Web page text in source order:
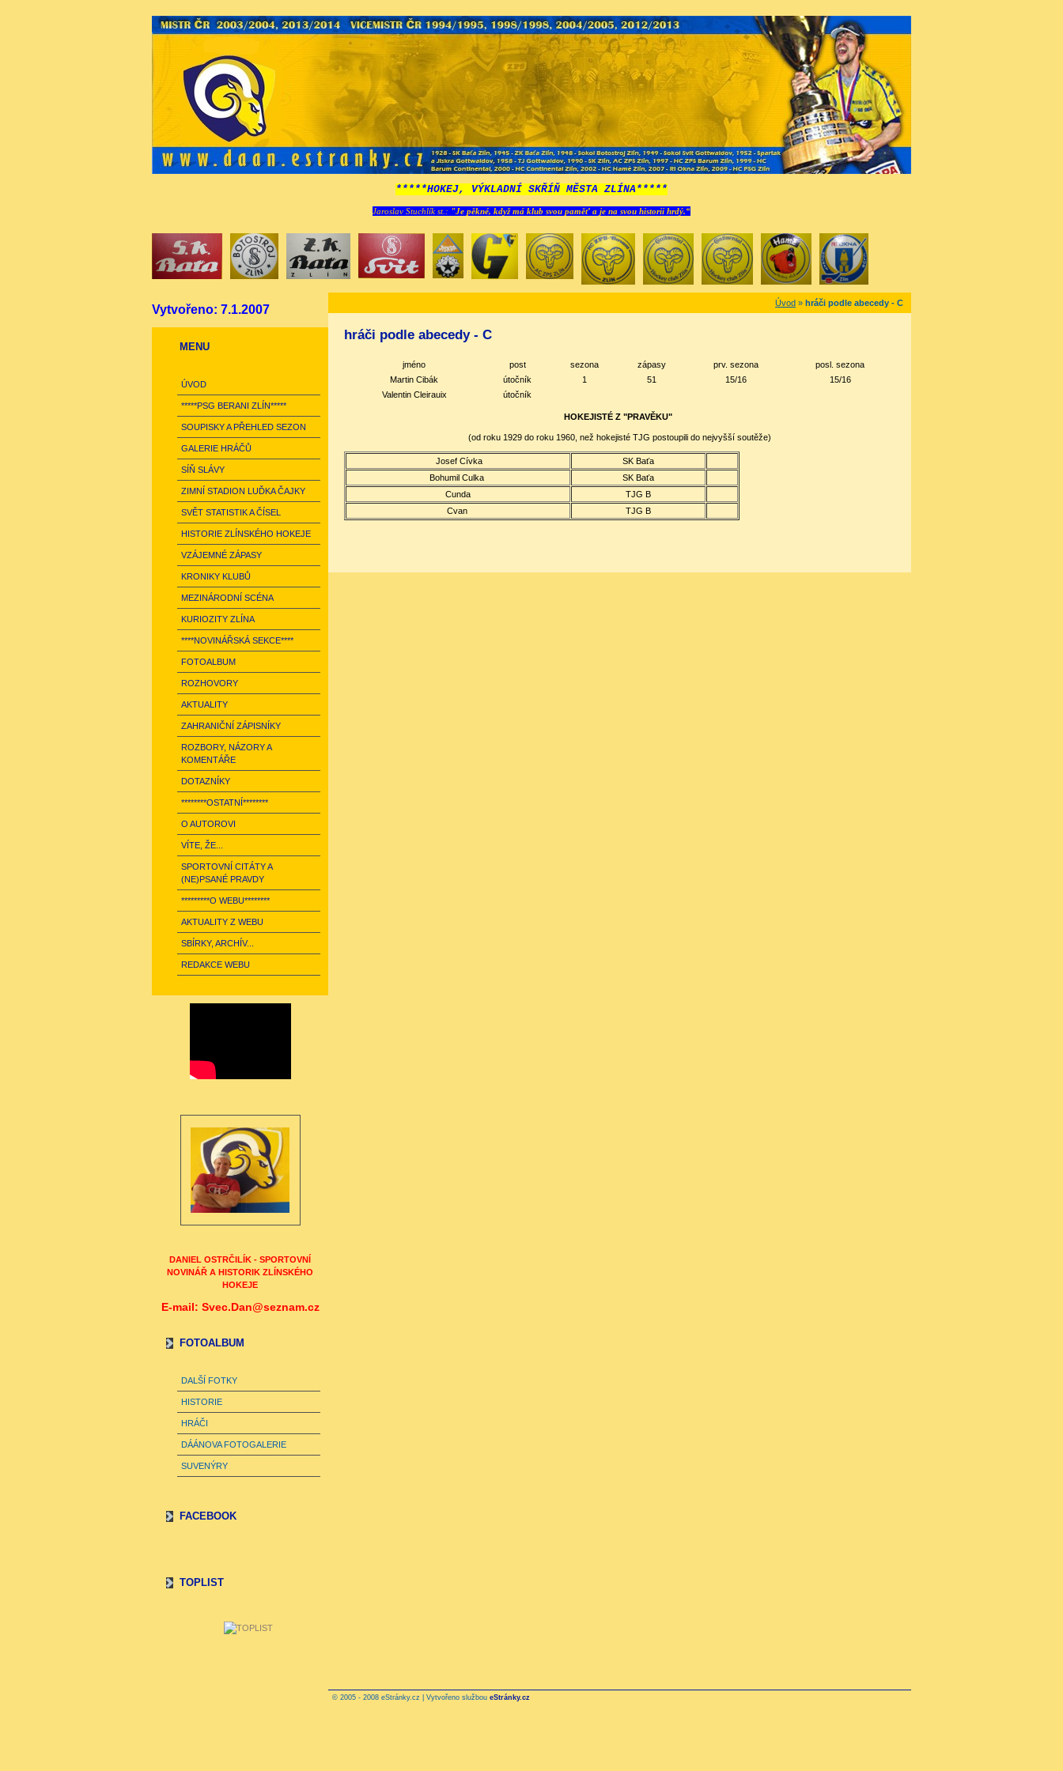
*****HOKEJ, VÝKLADNÍ SKŘÍŇ MĚSTA ZLÍNA*****
Jaroslav Stuchlík st.: "Je pěkné, když má klub svou paměť a je na svou historii hrdý.“
Vytvořeno: 7.1.2007
MENU
ÚVOD
*****PSG BERANI ZLÍN*****
SOUPISKY A PŘEHLED SEZON
GALERIE HRÁČŮ
SÍŇ SLÁVY
ZIMNÍ STADION LUĎKA ČAJKY
SVĚT STATISTIK A ČÍSEL
HISTORIE ZLÍNSKÉHO HOKEJE
VZÁJEMNÉ ZÁPASY
KRONIKY KLUBŮ
MEZINÁRODNÍ SCÉNA
KURIOZITY ZLÍNA
****NOVINÁŘSKÁ SEKCE****
FOTOALBUM
ROZHOVORY
AKTUALITY
ZAHRANIČNÍ ZÁPISNÍKY
ROZBORY, NÁZORY A
KOMENTÁŘE
DOTAZNÍKY
********OSTATNÍ********
O AUTOROVI
VÍTE, ŽE...
SPORTOVNÍ CITÁTY A
(NE)PSANÉ PRAVDY
*********O WEBU********
AKTUALITY Z WEBU
SBÍRKY, ARCHÍV...
REDAKCE WEBU
DANIEL OSTRČILÍK - SPORTOVNÍ
NOVINÁŘ A HISTORIK ZLÍNSKÉHO
HOKEJE
E-mail: Svec.Dan@seznam.cz
FOTOALBUM
DALŠÍ FOTKY
HISTORIE
HRÁČI
DÁÁNOVA FOTOGALERIE
SUVENÝRY
FACEBOOK
TOPLIST
Úvod » hráči podle abecedy - C
hráči podle abecedy - C
jméno post sezona zápasy prv. sezona
posl. sezona
Martin Cibák
útočník 1 51 15/16
15/16
Valentin Cleirauix
útočník
HOKEJISTÉ Z "PRAVĚKU"
(od roku 1929 do roku 1960, než hokejisté TJG postoupili do nejvyšší soutěže)
Josef Cívka
SK Baťa
Bohumil Culka
SK Baťa
Cunda
TJG B
Cvan
TJG B
© 2005 - 2008 eStránky.cz | Vytvořeno službou eStránky.cz